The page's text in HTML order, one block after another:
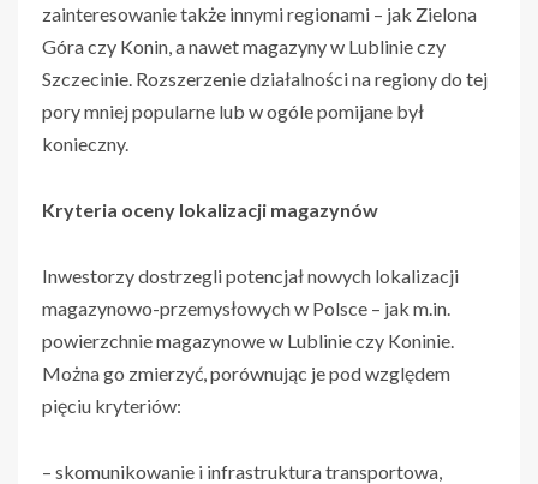
zainteresowanie także innymi regionami – jak Zielona
Góra czy Konin, a nawet magazyny w Lublinie czy
Szczecinie. Rozszerzenie działalności na regiony do tej
pory mniej popularne lub w ogóle pomijane był
konieczny.
Kryteria oceny lokalizacji magazynów
Inwestorzy dostrzegli potencjał nowych lokalizacji
magazynowo-przemysłowych w Polsce – jak m.in.
powierzchnie magazynowe w Lublinie czy Koninie.
Można go zmierzyć, porównując je pod względem
pięciu kryteriów:
– skomunikowanie i infrastruktura transportowa,